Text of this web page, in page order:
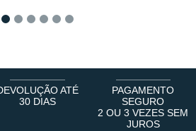
ATÉ
30 DIAS
PAGAMENTO
SEGURO
2 OU 3 VEZES SEM
JUROS